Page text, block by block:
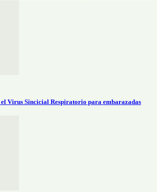
Virus Sincicial Respiratorio para embarazadas